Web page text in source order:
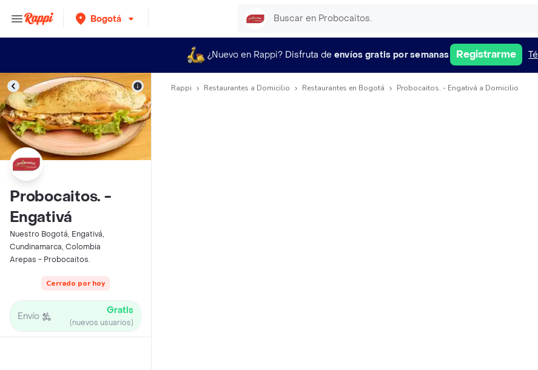
Bogotá
¿Nuevo en Rappi? Disfruta de envíos gratis por semanas Registrarme
Probocaitos. -
Engativá
Nuestro Bogotá, Engativá,
Cundinamarca, Colombia
Arepas - Probocaitos.
Cerrado por hoy
Envío Gratis
(nuevos usuarios)
Rappi Restaurantes a Domicilio Restaurantes en Bogotá Probocaitos. - Engativá a Domicilio